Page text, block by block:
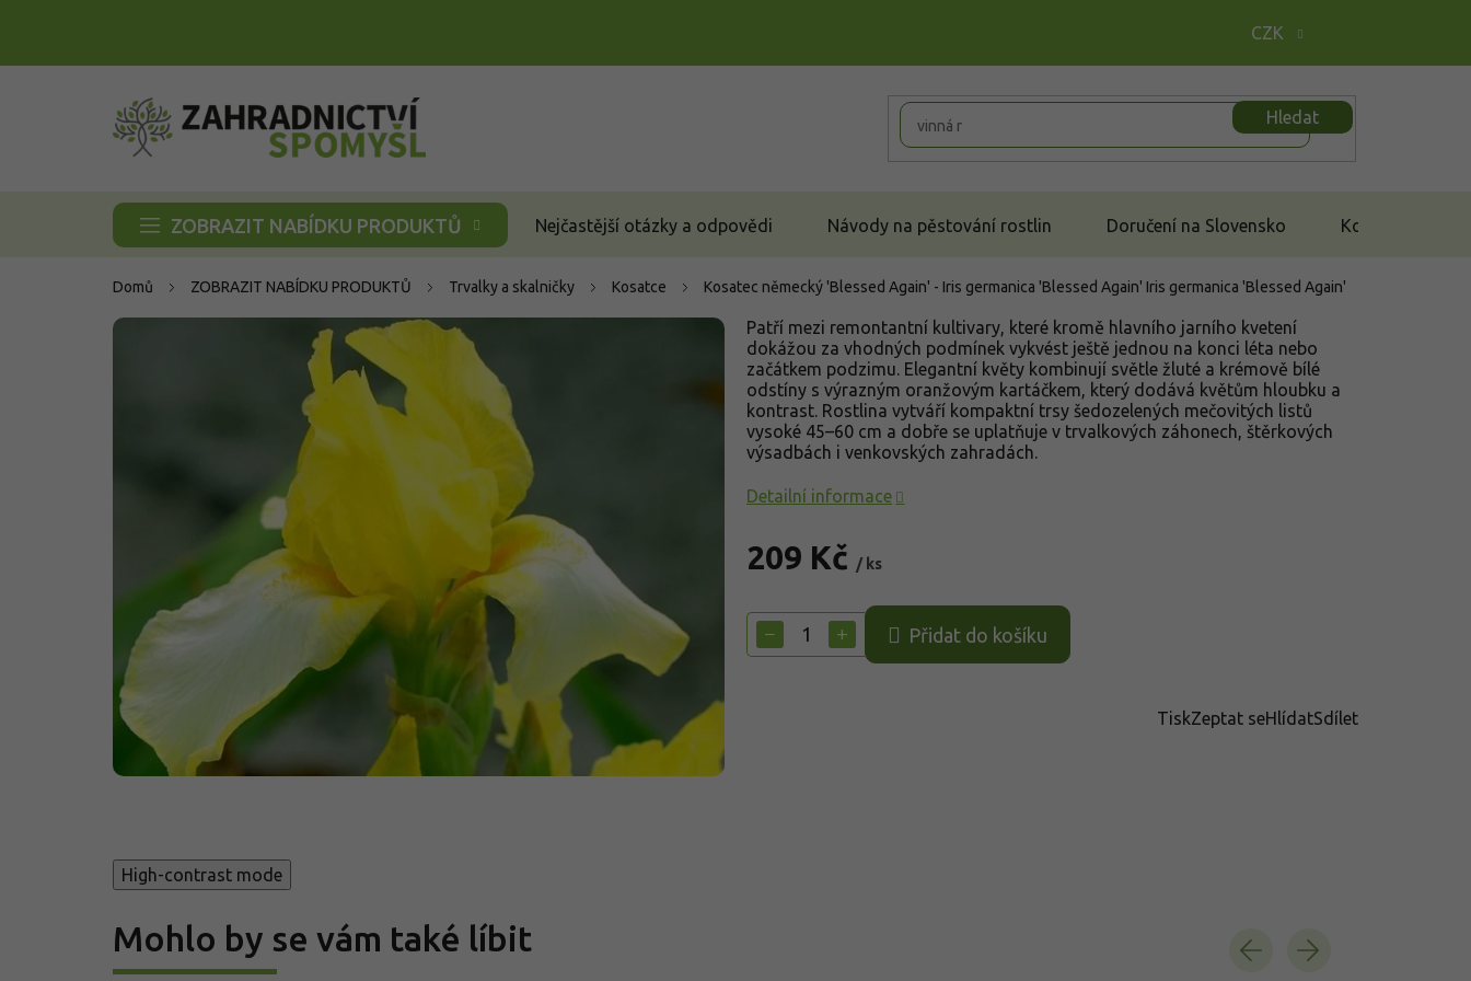
CZK
Hledat
ZOBRAZIT NABÍDKU PRODUKTŮ Nejčastější otázky a odpovědi Návody na pěstování rostlin Doručení na Slovensko Kontakt
Domů ZOBRAZIT NABÍDKU PRODUKTŮ Trvalky a skalničky Kosatce Kosatec německý 'Blessed Again' - Iris germanica 'Blessed Again' Iris germanica 'Blessed Again'
209 Kč / ks
cena:
+
− Přidat do košíku
Patří mezi remontantní kultivary, které kromě hlavního jarního kvetení
dokážou za vhodných podmínek vykvést ještě jednou na konci léta nebo
začátkem podzimu. Elegantní květy kombinují světle žluté a krémově bílé
odstíny s výrazným oranžovým kartáčkem, který dodává květům hloubku a
kontrast. Rostlina vytváří kompaktní trsy šedozelených mečovitých listů
vysoké 45–60 cm a dobře se uplatňuje v trvalkových záhonech, štěrkových
výsadbách i venkovských zahradách.
Detailní informace
TiskZeptat seHlídatSdílet
High-contrast mode
Mohlo by se vám také líbit